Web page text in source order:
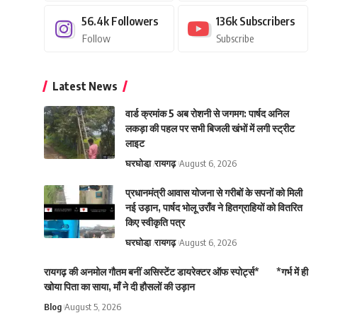
56.4k Followers
Follow
136k Subscribers
Subscribe
Latest News
वार्ड क्रमांक 5 अब रोशनी से जगमग: पार्षद अनिल
लकड़ा की पहल पर सभी बिजली खंभों में लगी स्ट्रीट
लाइट
घरघोडा़ रायगढ़ August 6, 2026
प्रधानमंत्री आवास योजना से गरीबों के सपनों को मिली
नई उड़ान, पार्षद भोलू उराँव ने हितग्राहियों को वितरित
किए स्वीकृति पत्र
घरघोडा़ रायगढ़ August 6, 2026
रायगढ़ की अनमोल गौतम बनीं असिस्टेंट डायरेक्टर ऑफ स्पोर्ट्स* *गर्भ में ही
खोया पिता का साया, माँ ने दी हौसलों की उड़ान
Blog August 5, 2026